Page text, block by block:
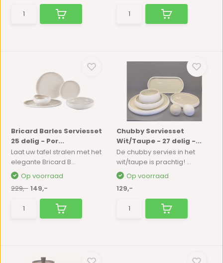
Bricard Barles Serviesset
25 delig - Por...
Laat uw tafel stralen met het
elegante Bricard B...
Op voorraad
229,- 149,-
Chubby Serviesset
Wit/Taupe - 27 delig -...
De chubby servies in het
wit/taupe is prachtig! ...
Op voorraad
129,-